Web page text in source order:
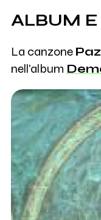
ALBUM
La canzone
nell'album